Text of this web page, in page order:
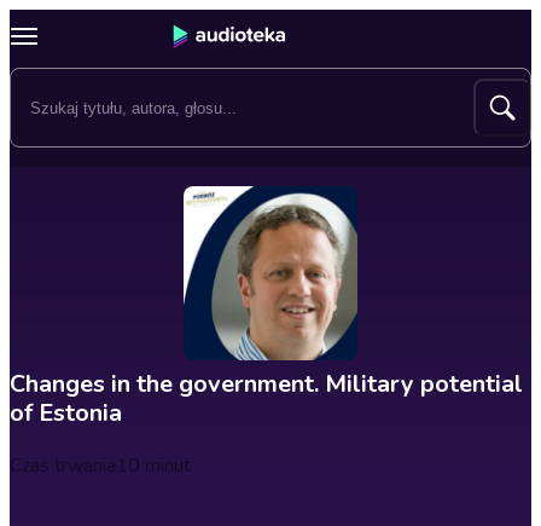
Changes in the government. Military potential
of Estonia
Czas trwania10 minut